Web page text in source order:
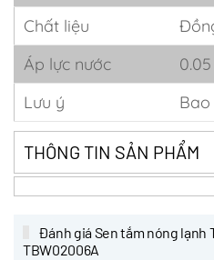
Chất liệu
Áp lực nước
0.05
Lưu ý
THÔNG TIN SẢN PHẨM
Đánh giá Sen tắm nóng lạnh
TBW02006A